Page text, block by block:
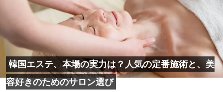
韓国エステ、本場の実力は？人気の定番施術と、美
容好きのためのサロン選び